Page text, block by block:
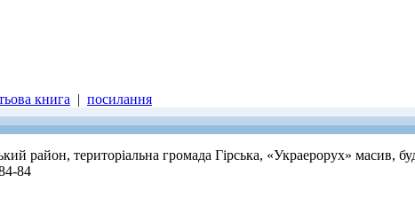
книга | посилання
район, територіальна громада Гірська, «Украерорух» масив,
84